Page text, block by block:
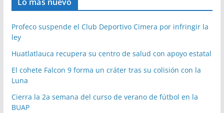
Profeco suspende el Club Deportivo Cimera por infringir la
ley
Huatlatlauca recupera su centro de salud con apoyo estatal
El cohete Falcon 9 forma un cráter tras su colisión con la
Luna
Cierra la 2a semana del curso de verano de fútbol en la
BUAP